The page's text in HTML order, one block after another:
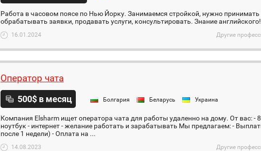
Работа в часовом поясе по Нью Йорку. Занимаемся стройкой, нужно принимать
обрабатывать заявки, продавать услуги, консультировать. Знание английского!
16.01.2024 Другие
Оператор чата
500$ в месяц Болгария Беларусь Украина
Компания Elsharm ищет оператора чата для работы удаленно на дому. От вас: -
ноутбук - интернет - желание работать и зарабатывать Мы предлагаем: -
после 1 недели) - Оплата на ...
14.08.2023 Другие